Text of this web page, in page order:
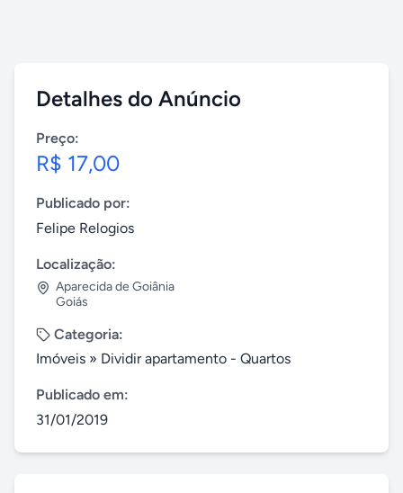
Detalhes do Anúncio
Preço:
R$ 17,00
Publicado por:
Felipe Relogios
Localização:
Aparecida de Goiânia
Goiás
Categoria:
Imóveis » Dividir apartamento - Quartos
Publicado em:
31/01/2019